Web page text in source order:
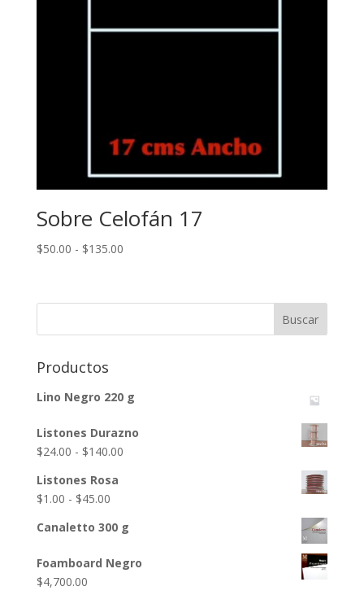
Sobre Celofán 17
$50.00 - $135.00Rango
desde
Productos
Lino Negro 220 g
Listones Durazno
$24.00 - $140.00Rango
$24.00
$140.00
Listones Rosa
$1.00 - $45.00Rango
precios:
$1.00
Canaletto 300 g
Foamboard Negro
$4,700.00